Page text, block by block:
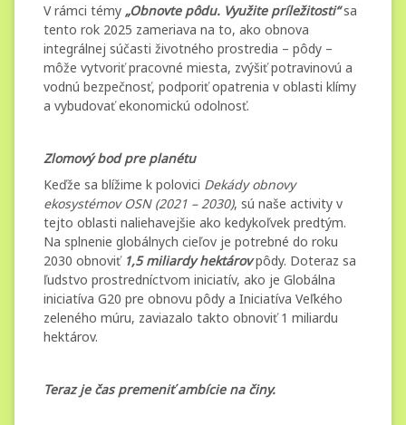
V rámci témy „Obnovte pôdu. Využite príležitosti“sa
tento rok 2025 zameriava na to, ako obnova
integrálnej súčasti životného prostredia – pôdy –
môže vytvoriť pracovné miesta, zvýšiť potravinovú a
vodnú bezpečnosť, podporiť opatrenia v oblasti klímy
a vybudovať ekonomickú odolnosť.
Zlomový bod pre planétu
Keďže sa blížime k polovici Dekády obnovy
ekosystémov OSN (2021 – 2030), sú naše activity v
tejto oblasti naliehavejšie ako kedykoľvek predtým.
Na splnenie globálnych cieľov je potrebné do roku
2030 obnoviť 1,5 miliardy hektárovpôdy. Doteraz sa
ľudstvo prostredníctvom iniciatív, ako je Globálna
iniciatíva G20 pre obnovu pôdy a Iniciatíva Veľkého
zeleného múru, zaviazalo takto obnoviť 1 miliardu
hektárov.
Teraz je čas premeniť ambície na činy.